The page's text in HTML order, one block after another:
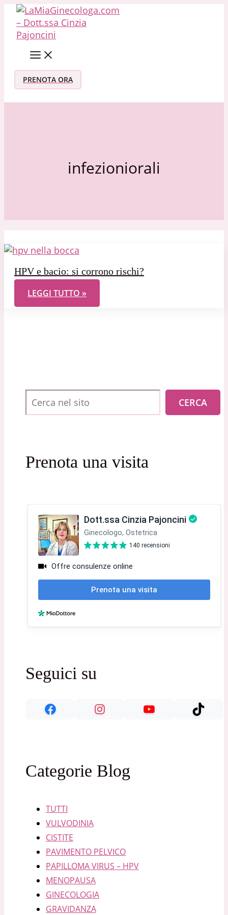
Vai al contenuto
PRENOTA ORA
infezioniorali
HPV e bacio: si corrono rischi?
HPV E BACIO: SI CORRONO RISCHI?
LEGGI TUTTO »
Cerca CERCA
Prenota una visita
Seguici su
Categorie Blog
TUTTI
VULVODINIA
CISTITE
PAVIMENTO PELVICO
PAPILLOMA VIRUS – HPV
MENOPAUSA
GINECOLOGIA
GRAVIDANZA